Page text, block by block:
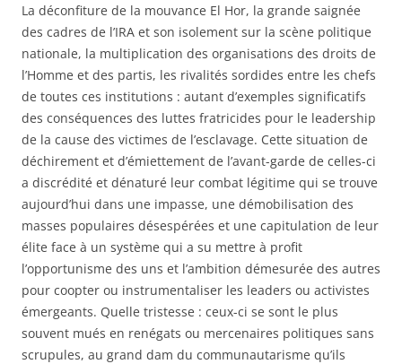
La déconfiture de la mouvance El Hor, la grande saignée
des cadres de l’IRA et son isolement sur la scène politique
nationale, la multiplication des organisations des droits de
l’Homme et des partis, les rivalités sordides entre les chefs
de toutes ces institutions : autant d’exemples significatifs
des conséquences des luttes fratricides pour le leadership
de la cause des victimes de l’esclavage. Cette situation de
déchirement et d’émiettement de l’avant-garde de celles-ci
a discrédité et dénaturé leur combat légitime qui se trouve
aujourd’hui dans une impasse, une démobilisation des
masses populaires désespérées et une capitulation de leur
élite face à un système qui a su mettre à profit
l’opportunisme des uns et l’ambition démesurée des autres
pour coopter ou instrumentaliser les leaders ou activistes
émergeants. Quelle tristesse : ceux-ci se sont le plus
souvent mués en renégats ou mercenaires politiques sans
scrupules, au grand dam du communautarisme qu’ils